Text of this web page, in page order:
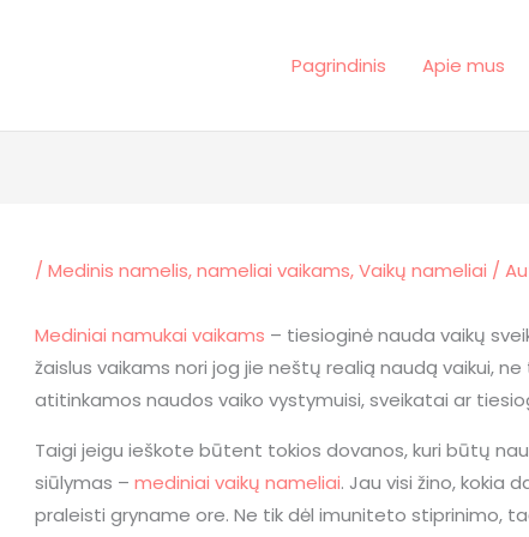
Pagrindinis Apie mus
/ Medinis namelis,nameliai vaikams,Vaikų nameliai /
Mediniai namukai vaikams – tiesioginė nauda vaikų
žaislus vaikams nori jog jie neštų realią naudą vaikui,
atitinkamos naudos vaiko vystymuisi, sveikatai ar
Taigi jeigu ieškote būtent tokios dovanos, kuri būtų
siūlymas – mediniai vaikų nameliai. Jau visi žino, kokia
praleisti gryname ore. Ne tik dėl imuniteto stiprinimo,